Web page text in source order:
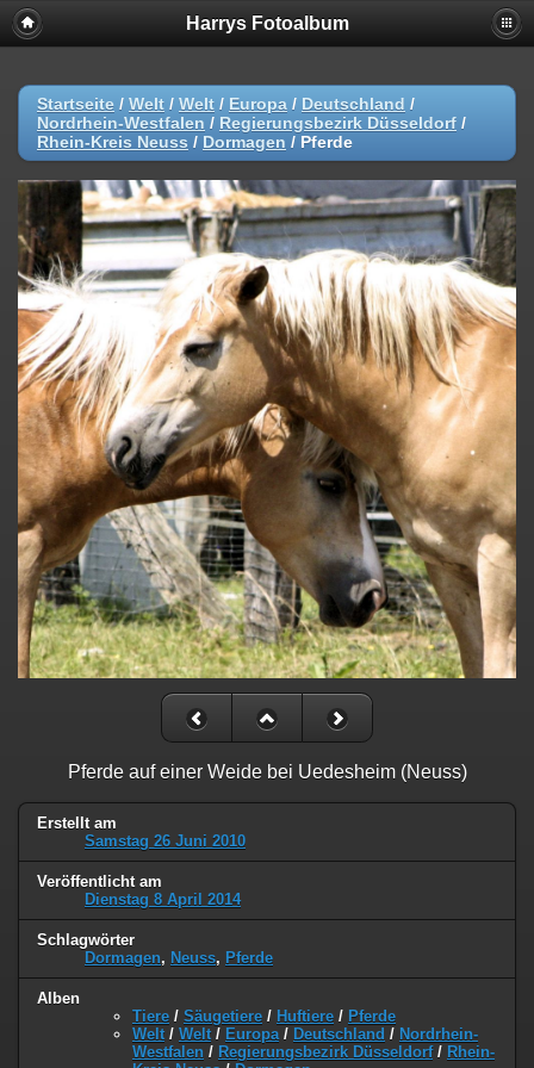
Harrys Fotoalbum
Startseite / Welt / Welt / Europa / Deutschland /
Nordrhein-Westfalen / Regierungsbezirk Düsseldorf /
Rhein-Kreis Neuss / Dormagen / Pferde
Pferde auf einer Weide bei Uedesheim (Neuss)
Erstellt am
Samstag 26 Juni 2010
Veröffentlicht am
Dienstag 8 April 2014
Schlagwörter
Dormagen, Neuss, Pferde
Alben
Tiere / Säugetiere / Huftiere / Pferde
Welt / Welt / Europa / Deutschland / Nordrhein-
Westfalen / Regierungsbezirk Düsseldorf/ Rhein-